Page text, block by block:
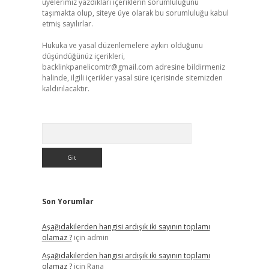
üyelerimiz yazdıkları içeriklerin sorumluluğunu
taşımakta olup, siteye üye olarak bu sorumluluğu kabul
etmiş sayılırlar.
Hukuka ve yasal düzenlemelere aykırı olduğunu
düşündüğünüz içerikleri,
backlinkpanelicomtr@gmail.com adresine bildirmeniz
halinde, ilgili içerikler yasal süre içerisinde sitemizden
kaldırılacaktır.
Son Yorumlar
Aşağıdakilerden hangisi ardışık iki sayının toplamı
olamaz ?için admin
Aşağıdakilerden hangisi ardışık iki sayının toplamı
olamaz ?için Rana